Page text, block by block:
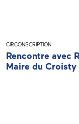
CIRCONSCRIPTION
Rencontre avec
Maire du Croisty